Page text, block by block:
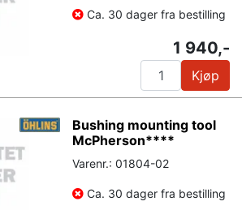
Ca. 30 dager fra bestilling
1 940,-
Kjøp
Bushing mounting tool
McPherson****
Varenr.: 01804-02
Ca. 30 dager fra bestilling